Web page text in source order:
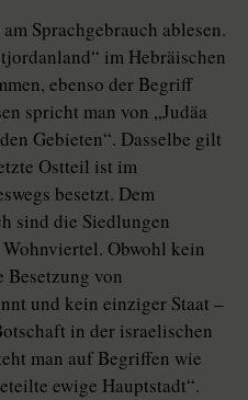
Sprachgebrauch ablesen.
im Hebräischen
ebenso der Begriff
spricht man von „Judäa
Gebieten“. Dasselbe gilt
Ostteil ist im
besetzt. Dem
sind die Siedlungen
Obwohl kein
Besetzung von
und kein einziger Staat –
in der israelischen
man auf Begriffen wie
ewige Hauptstadt“.